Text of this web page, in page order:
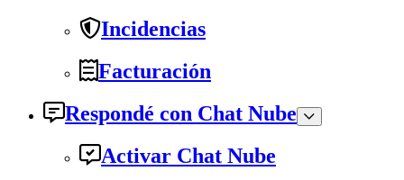
Incidencias
Facturación
Respondé con Chat Nube
Activar Chat Nube